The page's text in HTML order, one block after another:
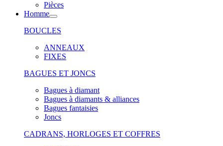
Pièces
Homme
BOUCLES
ANNEAUX
FIXES
BAGUES ET JONCS
Bagues à diamant
Bagues à diamants & alliances
Bagues fantaisies
Joncs
CADRANS, HORLOGES ET COFFRES